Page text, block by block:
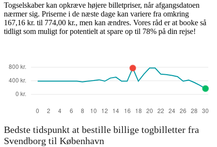
Togselskaber kan opkræve højere billetpriser, når afgangsdatoen
nærmer sig. Priserne i de næste dage kan variere fra omkring
167,16 kr. til 774,00 kr., men kan ændres. Vores råd er at booke så
tidligt som muligt for potentielt at spare op til 78% på din rejse!
Bedste tidspunkt at bestille billige togbilletter fra
Svendborg til København